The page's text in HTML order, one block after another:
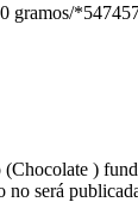
gramos/
)
no será